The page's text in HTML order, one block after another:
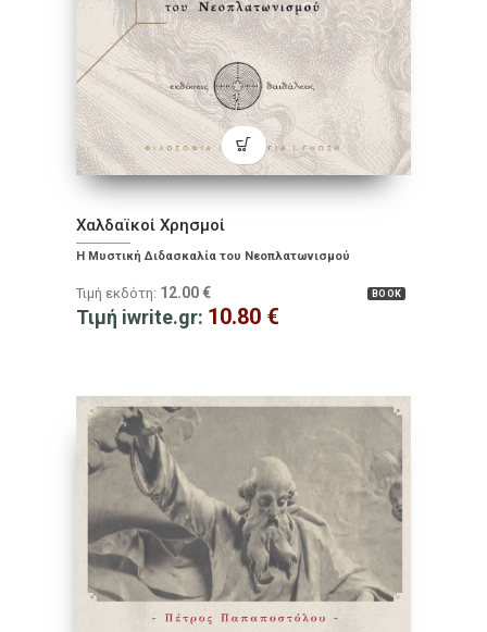
Χαλδαϊκοί Χρησμοί
Η Μυστική Διδασκαλία του Νεοπλατωνισμού
BOOK
Τιμή εκδότη: 12.00 €
Τιμή iwrite.gr: 10.80 €